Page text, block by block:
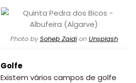
Photo bySoheb Zaidion Unsplash
Golfe
Existem vários campos de golfe